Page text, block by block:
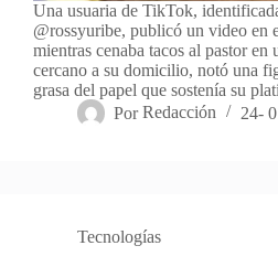
Una usuaria de TikTok,
@rossyuribe, publicó un video en
mientras cenaba tacos al pastor en
cercano a su domicilio, notó una
grasa del papel que sostenía su
Por Redacción 24-
Tecnologías